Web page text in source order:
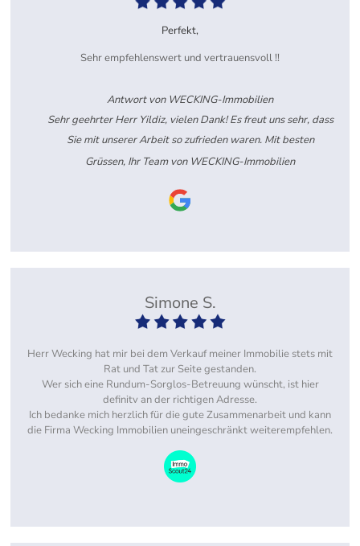
Perfekt,
Sehr empfehlenswert und vertrauensvoll !!
Antwort von WECKING-Immobilien
Sehr geehrter Herr Yildiz, vielen Dank! Es freut uns sehr, dass
Sie mit unserer Arbeit so zufrieden waren. Mit besten
Grüssen, Ihr Team von WECKING-Immobilien
Simone S.
Herr Wecking hat mir bei dem Verkauf meiner Immobilie stets mit
Rat und Tat zur Seite gestanden.
Wer sich eine Rundum-Sorglos-Betreuung wünscht, ist hier
definitv an der richtigen Adresse.
Ich bedanke mich herzlich für die gute Zusammenarbeit und kann
die Firma Wecking Immobilien uneingeschränkt weiterempfehlen.